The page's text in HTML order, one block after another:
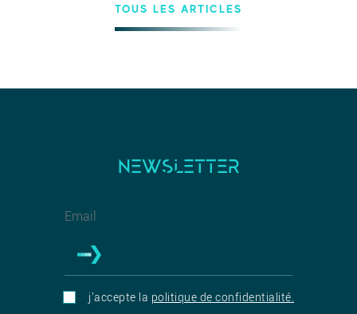
TOUS LES ARTICLES
NEWSLETTER
j'accepte la politique de confidentialité.